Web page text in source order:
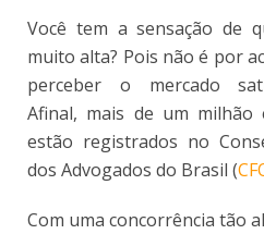
Você tem a sensação de
muito alta? Pois não é por
perceber o mercado
Afinal, mais de um milhão
estão registrados no
dos Advogados do Brasil (
Com uma concorrência tão